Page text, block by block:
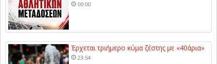
00:00
Έρχεται τριήμερο κύμα ζέστης με «40άρια»
23:54